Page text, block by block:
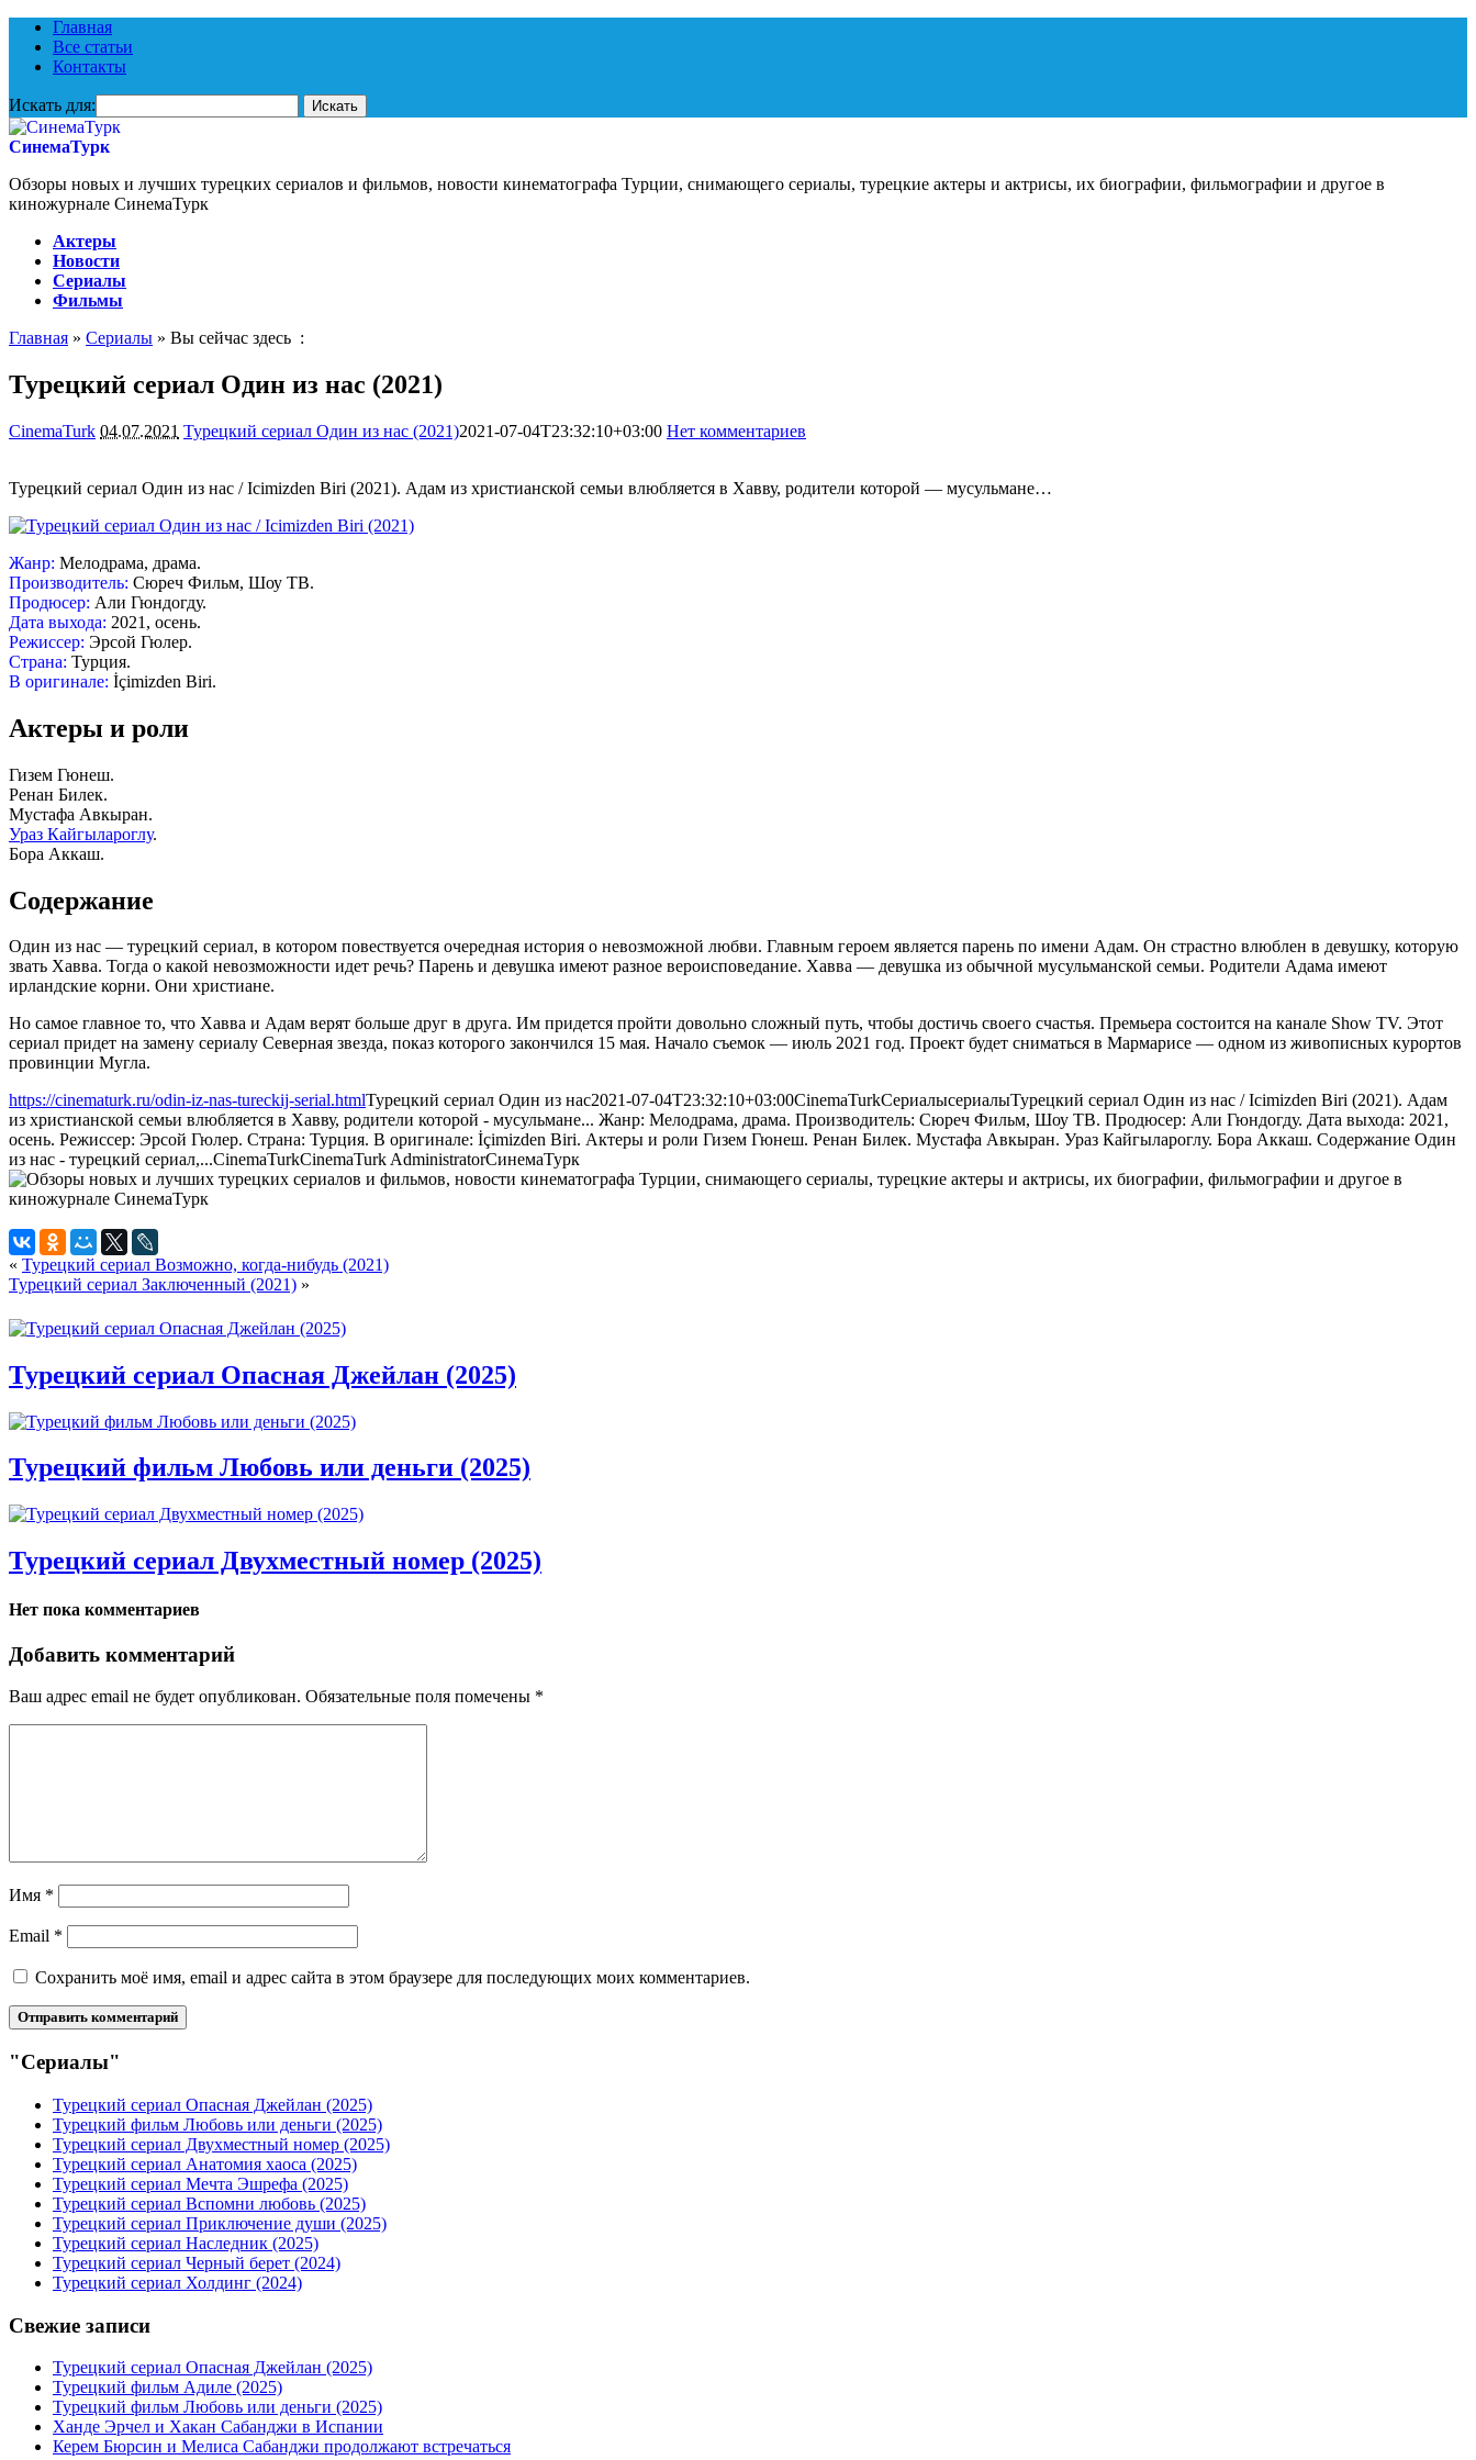
Главная
Все статьи
Контакты
Искать для:
СинемаТурк
Обзоры новых и лучших турецких сериалов и фильмов, новости кинематографа Турции, снимающего сериалы, турецкие актеры и актрисы, их биографии, фильмографии и другое в
киножурнале СинемаТурк
Актеры
Новости
Сериалы
Фильмы
Главная » Сериалы » Вы сейчас здесь :
Турецкий сериал Один из нас (2021)
CinemaTurk 04.07.2021 Турецкий сериал Один из нас (2021)2021-07-04T23:32:10+03:00 Нет комментариев
Турецкий сериал Один из нас / Icimizden Biri (2021). Адам из христианской семьи влюбляется в Хавву, родители которой — мусульмане…
Жанр: Мелодрама, драма.
Производитель: Сюреч Фильм, Шоу ТВ.
Продюсер: Али Гюндогду.
Дата выхода: 2021, осень.
Режиссер: Эрсой Гюлер.
Страна: Турция.
В оригинале: İçimizden Biri.
Актеры и роли
Гизем Гюнеш.
Ренан Билек.
Мустафа Авкыран.
Ураз Кайгылароглу.
Бора Аккаш.
Содержание
Один из нас — турецкий сериал, в котором повествуется очередная история о невозможной любви. Главным героем является парень по имени Адам. Он страстно влюблен в девушку, которую
звать Хавва. Тогда о какой невозможности идет речь? Парень и девушка имеют разное вероисповедание. Хавва — девушка из обычной мусульманской семьи. Родители Адама имеют
ирландские корни. Они христиане.
Но самое главное то, что Хавва и Адам верят больше друг в друга. Им придется пройти довольно сложный путь, чтобы достичь своего счастья. Премьера состоится на канале Show TV. Этот
сериал придет на замену сериалу Северная звезда, показ которого закончился 15 мая. Начало съемок — июль 2021 год. Проект будет сниматься в Мармарисе — одном из живописных курортов
провинции Мугла.
https://cinematurk.ru/odin-iz-nas-tureckij-serial.htmlТурецкий сериал Один из нас2021-07-04T23:32:10+03:00CinemaTurkСериалысериалыТурецкий сериал Один из нас / Icimizden Biri (2021). Адам
из христианской семьи влюбляется в Хавву, родители которой - мусульмане... Жанр: Мелодрама, драма. Производитель: Сюреч Фильм, Шоу ТВ. Продюсер: Али Гюндогду. Дата выхода: 2021,
осень. Режиссер: Эрсой Гюлер. Страна: Турция. В оригинале: İçimizden Biri. Актеры и роли Гизем Гюнеш. Ренан Билек. Мустафа Авкыран. Ураз Кайгылароглу. Бора Аккаш. Содержание Один
из нас - турецкий сериал,...CinemaTurkCinemaTurkAdministratorСинемаТурк
« Турецкий сериал Возможно, когда-нибудь (2021)
Турецкий сериал Заключенный (2021) »
Турецкий сериал Опасная Джейлан (2025)
Турецкий фильм Любовь или деньги (2025)
Турецкий сериал Двухместный номер (2025)
Нет пока комментариев
Добавить комментарий
Ваш адрес email не будет опубликован. Обязательные поля помечены *
Имя *
Email *
Сохранить моё имя, email и адрес сайта в этом браузере для последующих моих комментариев.
"Сериалы"
Турецкий сериал Опасная Джейлан (2025)
Турецкий фильм Любовь или деньги (2025)
Турецкий сериал Двухместный номер (2025)
Турецкий сериал Анатомия хаоса (2025)
Турецкий сериал Мечта Эшрефа (2025)
Турецкий сериал Вспомни любовь (2025)
Турецкий сериал Приключение души (2025)
Турецкий сериал Наследник (2025)
Турецкий сериал Черный берет (2024)
Турецкий сериал Холдинг (2024)
Свежие записи
Турецкий сериал Опасная Джейлан (2025)
Турецкий фильм Адиле (2025)
Турецкий фильм Любовь или деньги (2025)
Ханде Эрчел и Хакан Сабанджи в Испании
Керем Бюрсин и Мелиса Сабанджи продолжают встречаться